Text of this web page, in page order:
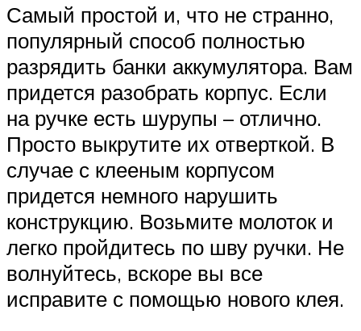
Самый простой и, что не странно,
популярный способ полностью
разрядить банки аккумулятора. Вам
придется разобрать корпус. Если
на ручке есть шурупы – отлично.
Просто выкрутите их отверткой. В
случае с клееным корпусом
придется немного нарушить
конструкцию. Возьмите молоток и
легко пройдитесь по шву ручки. Не
волнуйтесь, вскоре вы все
исправите с помощью нового клея.